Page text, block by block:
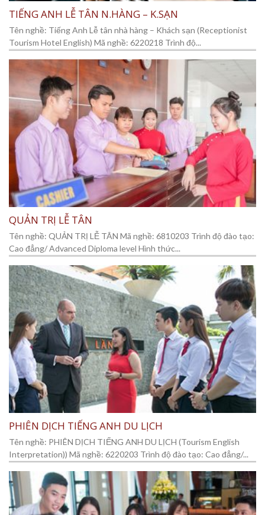
TIẾNG ANH LỄ TÂN N.HÀNG – K.SẠN
Tên nghề: Tiếng Anh Lễ tân nhà hàng – Khách sạn (Receptionist
Tourism Hotel English) Mã nghề: 6220218 Trình độ...
QUẢN TRỊ LỄ TÂN
Tên nghề: QUẢN TRỊ LỄ TÂN Mã nghề: 6810203 Trình độ đào tạo:
Cao đẳng/ Advanced Diploma level Hình thức...
PHIÊN DỊCH TIẾNG ANH DU LỊCH
Tên nghề: PHIÊN DỊCH TIẾNG ANH DU LỊCH (Tourism English
Interpretation)) Mã nghề: 6220203 Trình độ đào tạo: Cao đẳng/...